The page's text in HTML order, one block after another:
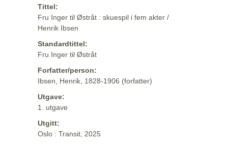
Tittel:
Fru Inger til Østråt : skuespil i fem akter /
Henrik Ibsen
Standardtittel:
Fru Inger til Østråt
Forfatter/person:
Ibsen, Henrik, 1828-1906 (forfatter)
Utgave:
1. utgave
Utgitt:
Oslo : Transit, 2025